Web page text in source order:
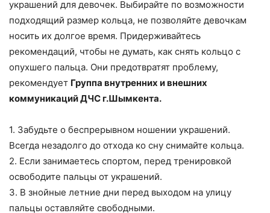
украшений для девочек. Выбирайте по возможности
подходящий размер кольца, не позволяйте девочкам
носить их долгое время. Придерживайтесь
рекомендаций, чтобы не думать, как снять кольцо с
опухшего пальца. Они предотвратят проблему,
рекомендует Группа внутренних и внешних
коммуникаций ДЧС г.Шымкента.
1. Забудьте о беспрерывном ношении украшений.
Всегда незадолго до отхода ко сну снимайте кольца.
2. Если занимаетесь спортом, перед тренировкой
освободите пальцы от украшений.
3. В знойные летние дни перед выходом на улицу
пальцы оставляйте свободными.